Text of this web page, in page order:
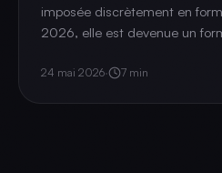
imposée discrètement en
2026, elle est devenue un
24 mai 2026· 7 min